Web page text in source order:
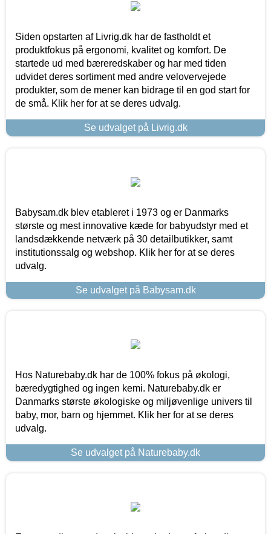
Siden opstarten af Livrig.dk har de fastholdt et
produktfokus på ergonomi, kvalitet og komfort. De
startede ud med bæreredskaber og har med tiden
udvidet deres sortiment med andre velovervejede
produkter, som de mener kan bidrage til en god start for
de små. Klik her for at se deres udvalg.
Se udvalget på Livrig.dk
Babysam.dk blev etableret i 1973 og er Danmarks
største og mest innovative kæde for babyudstyr med et
landsdækkende netværk på 30 detailbutikker, samt
institutionssalg og webshop. Klik her for at se deres
udvalg.
Se udvalget på Babysam.dk
Hos Naturebaby.dk har de 100% fokus på økologi,
bæredygtighed og ingen kemi. Naturebaby.dk er
Danmarks største økologiske og miljøvenlige univers til
baby, mor, barn og hjemmet. Klik her for at se deres
udvalg.
Se udvalget på Naturebaby.dk